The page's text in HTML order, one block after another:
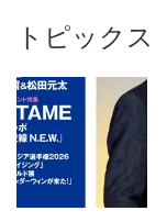
トピックス